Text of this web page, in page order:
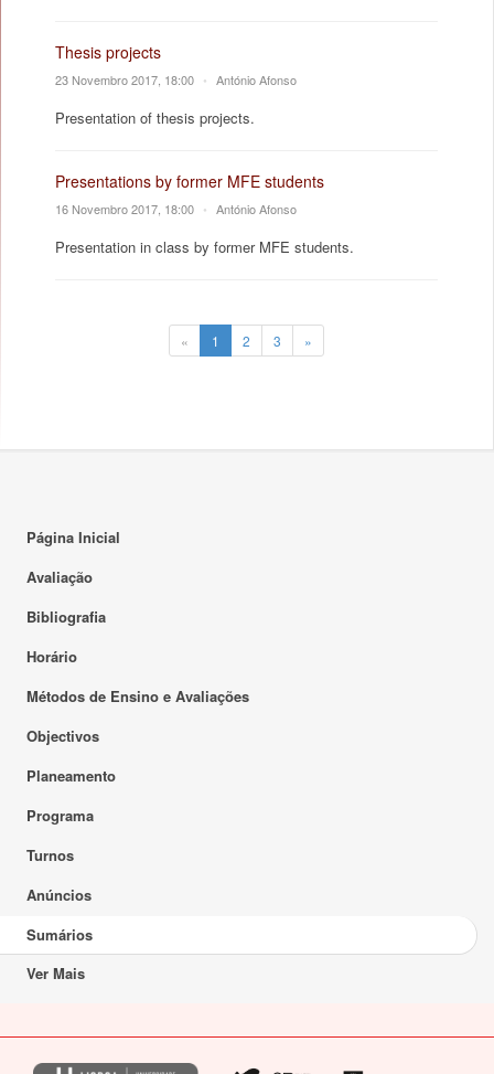
Thesis projects
23 Novembro 2017, 18:00 • António Afonso
Presentation of thesis projects.
Presentations by former MFE students
16 Novembro 2017, 18:00 • António Afonso
Presentation in class by former MFE students.
« 1 2 3 »
Página Inicial
Avaliação
Bibliografia
Horário
Métodos de Ensino e Avaliações
Objectivos
Planeamento
Programa
Turnos
Anúncios
Sumários
Ver Mais